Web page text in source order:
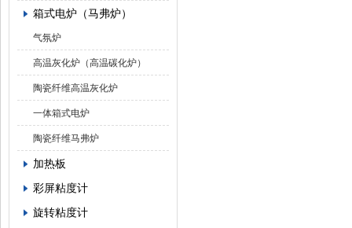
箱式电炉（马弗炉）
气氛炉
高温灰化炉（高温碳化炉）
陶瓷纤维高温灰化炉
一体箱式电炉
陶瓷纤维马弗炉
加热板
彩屏粘度计
旋转粘度计